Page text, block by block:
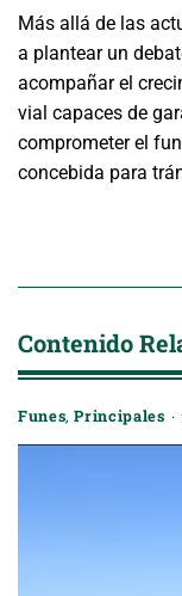
Más allá de las
a plantear un
acompañar el
vial capaces de
comprometer el
concebida para
Contenido
Funes,Principales